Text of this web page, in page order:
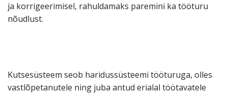
ja korrigeerimisel, rahuldamaks paremini ka tööturu
nõudlust.
Kutsesüsteem seob haridussüsteemi tööturuga, olles
vastlõpetanutele ning juba antud erialal töötavatele